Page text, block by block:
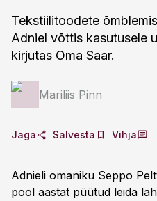
Tekstiilitoodete
Adniel võttis kasutusele
kirjutas Oma Saar.
Mariliis Pinn
Jaga Salvesta Vihja
Adnieli omaniku Seppo
pool aastat püütud leida